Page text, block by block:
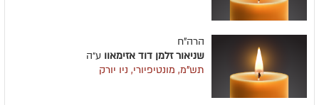
הרה"ח
שניאור זלמן דוד אזימאוו ע״ה
תש"מ, מונטיפיורי, ניו יורק